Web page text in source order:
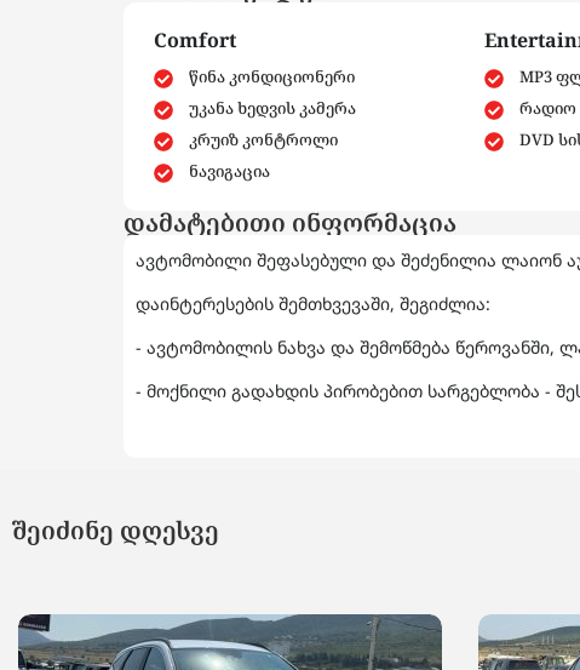
Comfort
წინა კონდიციონერი
უკანა ხედვის კამერა
კრუიზ კონტროლი
ნავიგაცია
MP3
რადიო
DVD
დამატებითი ინფორმაცია
ავტომობილი შეფასებული და შეძენილია ლაიონ
დაინტერესების შემთხვევაში, შეგიძლია:
- ავტომობილის ნახვა და შემოწმება წეროვანში,
- მოქნილი გადახდის პირობებით სარგებლობა -
შეიძინე დღესვე